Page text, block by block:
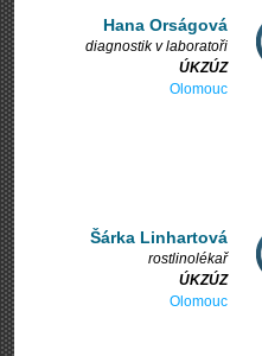
Hana Orságová
diagnostik v laboratoři
ÚKZÚZ
Olomouc
Šárka Linhartová
rostlinolékař
ÚKZÚZ
Olomouc